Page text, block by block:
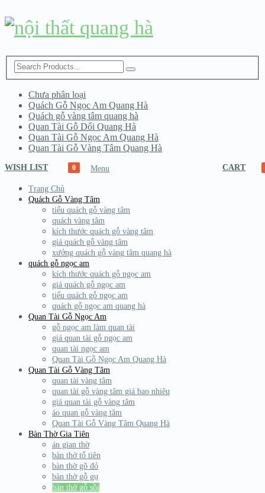
Chưa phân loại
Quách Gỗ Ngọc Am Quang Hà
Quách gỗ vàng tâm quang hà
Quan Tài Gỗ Dổi Quang Hà
Quan Tài Gỗ Ngọc Am Quang Hà
Quan Tài Gỗ Vàng Tâm Quang Hà
WISH LIST 0 CART
Menu
Trang Chủ
Quách Gỗ Vàng Tâm
tiểu quách gỗ vàng tâm
quách vàng tâm
kích thước quách gỗ vàng tâm
giá quách gỗ vàng tâm
xưởng quách gỗ vàng tâm quang hà
quách gỗ ngọc am
kích thước quách gỗ ngọc am
giá quách gỗ ngọc am
tiểu quách gỗ ngọc am
quách gỗ ngọc am quang hà
Quan Tài Gỗ Ngọc Am
gỗ ngọc am làm quan tài
giá quan tài gỗ ngọc am
quan tài ngọc am
Quan Tài Gỗ Ngọc Am Quang Hà
Quan Tài Gỗ Vàng Tâm
quan tài vàng tâm
quan tài gỗ vàng tâm giá bao nhiêu
giá quan tài gỗ vàng tâm
áo quan gỗ vàng tâm
Quan Tài Gỗ Vàng Tâm Quang Hà
Bàn Thờ Gia Tiên
án gian thờ
bàn thờ tổ tiên
bàn thờ gõ đỏ
bàn thờ gỗ gụ
bàn thờ gỗ sồi